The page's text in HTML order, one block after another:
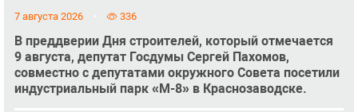
7 августа 2026 336
В преддверии Дня строителей, который отмечается
9 августа, депутат Госдумы Сергей Пахомов,
совместно с депутатами окружного Совета посетили
индустриальный парк «М-8» в Краснозаводске.